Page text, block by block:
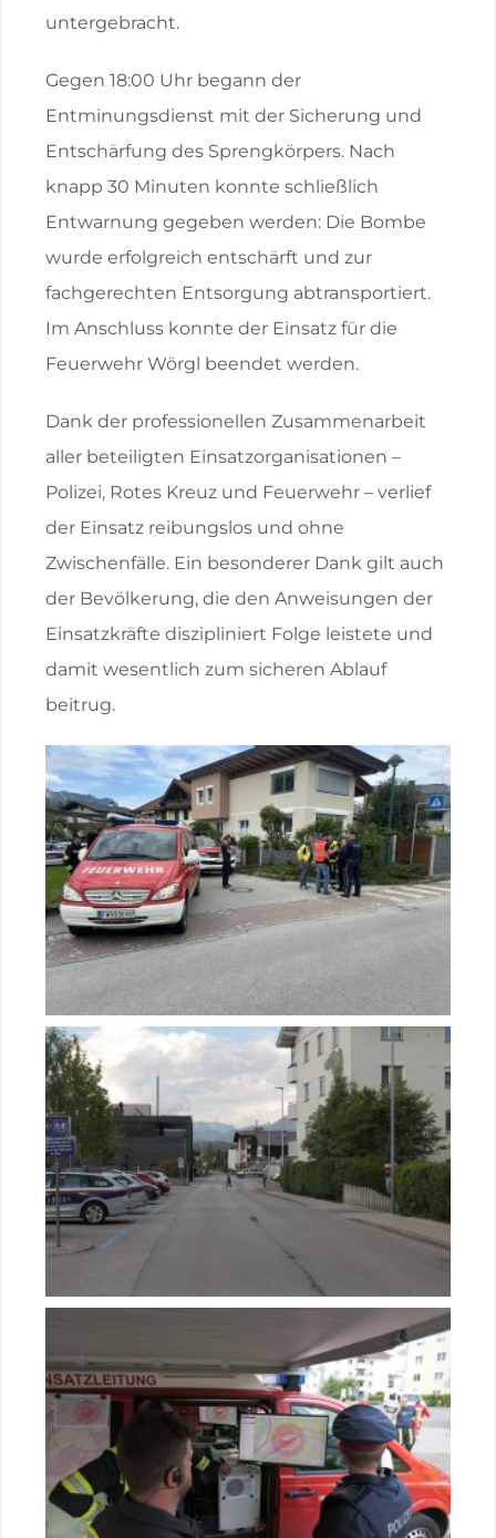
untergebracht.
Gegen 18:00 Uhr begann der
Entminungsdienst mit der Sicherung und
Entschärfung des Sprengkörpers. Nach
knapp 30 Minuten konnte schließlich
Entwarnung gegeben werden: Die Bombe
wurde erfolgreich entschärft und zur
fachgerechten Entsorgung abtransportiert.
Im Anschluss konnte der Einsatz für die
Feuerwehr Wörgl beendet werden.
Dank der professionellen Zusammenarbeit
aller beteiligten Einsatzorganisationen –
Polizei, Rotes Kreuz und Feuerwehr – verlief
der Einsatz reibungslos und ohne
Zwischenfälle. Ein besonderer Dank gilt auch
der Bevölkerung, die den Anweisungen der
Einsatzkräfte diszipliniert Folge leistete und
damit wesentlich zum sicheren Ablauf
beitrug.